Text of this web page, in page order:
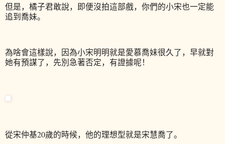
但是，橘子君敢說，即便沒拍這部戲，你們的小宋也一定能
追到喬妹。
為啥會這樣說，因為小宋明明就是愛慕喬妹很久了，早就對
她有預謀了，先別急著否定，有證據呢！
從宋仲基20歲的時候，他的理想型就是宋慧喬了。